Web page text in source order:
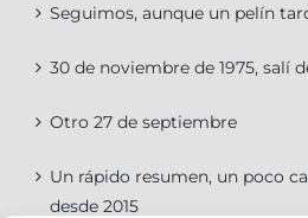
Seguimos, aunque un pelín
30 de noviembre de 1975, salí
Otro 27 de septiembre
Un rápido resumen, un poco
desde 2015